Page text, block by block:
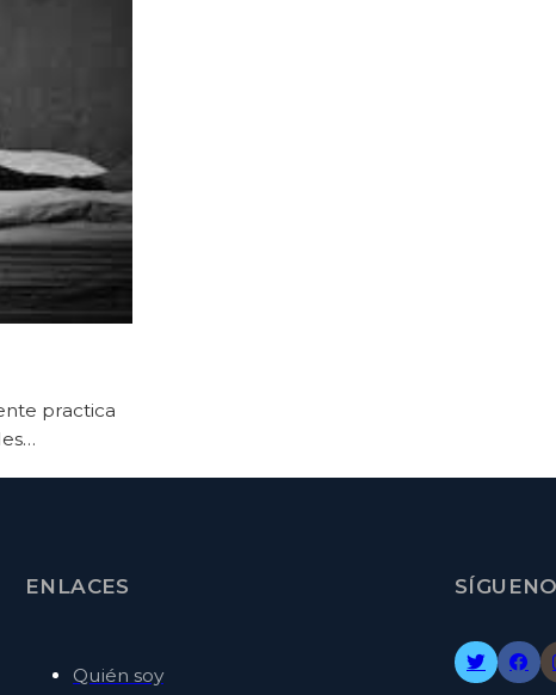
practica
ENLACES
Quién soy